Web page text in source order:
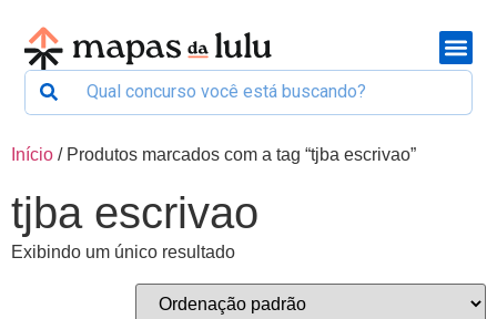
Início / Produtos marcados com a tag “tjba escrivao”
tjba escrivao
Exibindo um único resultado